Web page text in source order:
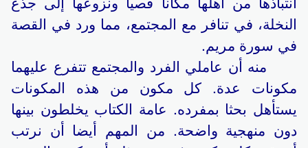
النخلة، في تنافر مع المجتمع، مما ورد في القصة
في سورة مريم.
منه أن عاملي الفرد والمجتمع تتفرع عليهما
مكونات عدة. كل مكون من هذه المكونات
يستأهل بحثا بمفرده. عامة الكتاب يخلطون بينها
دون منهجية واضحة. من المهم أيضا أن نرتب